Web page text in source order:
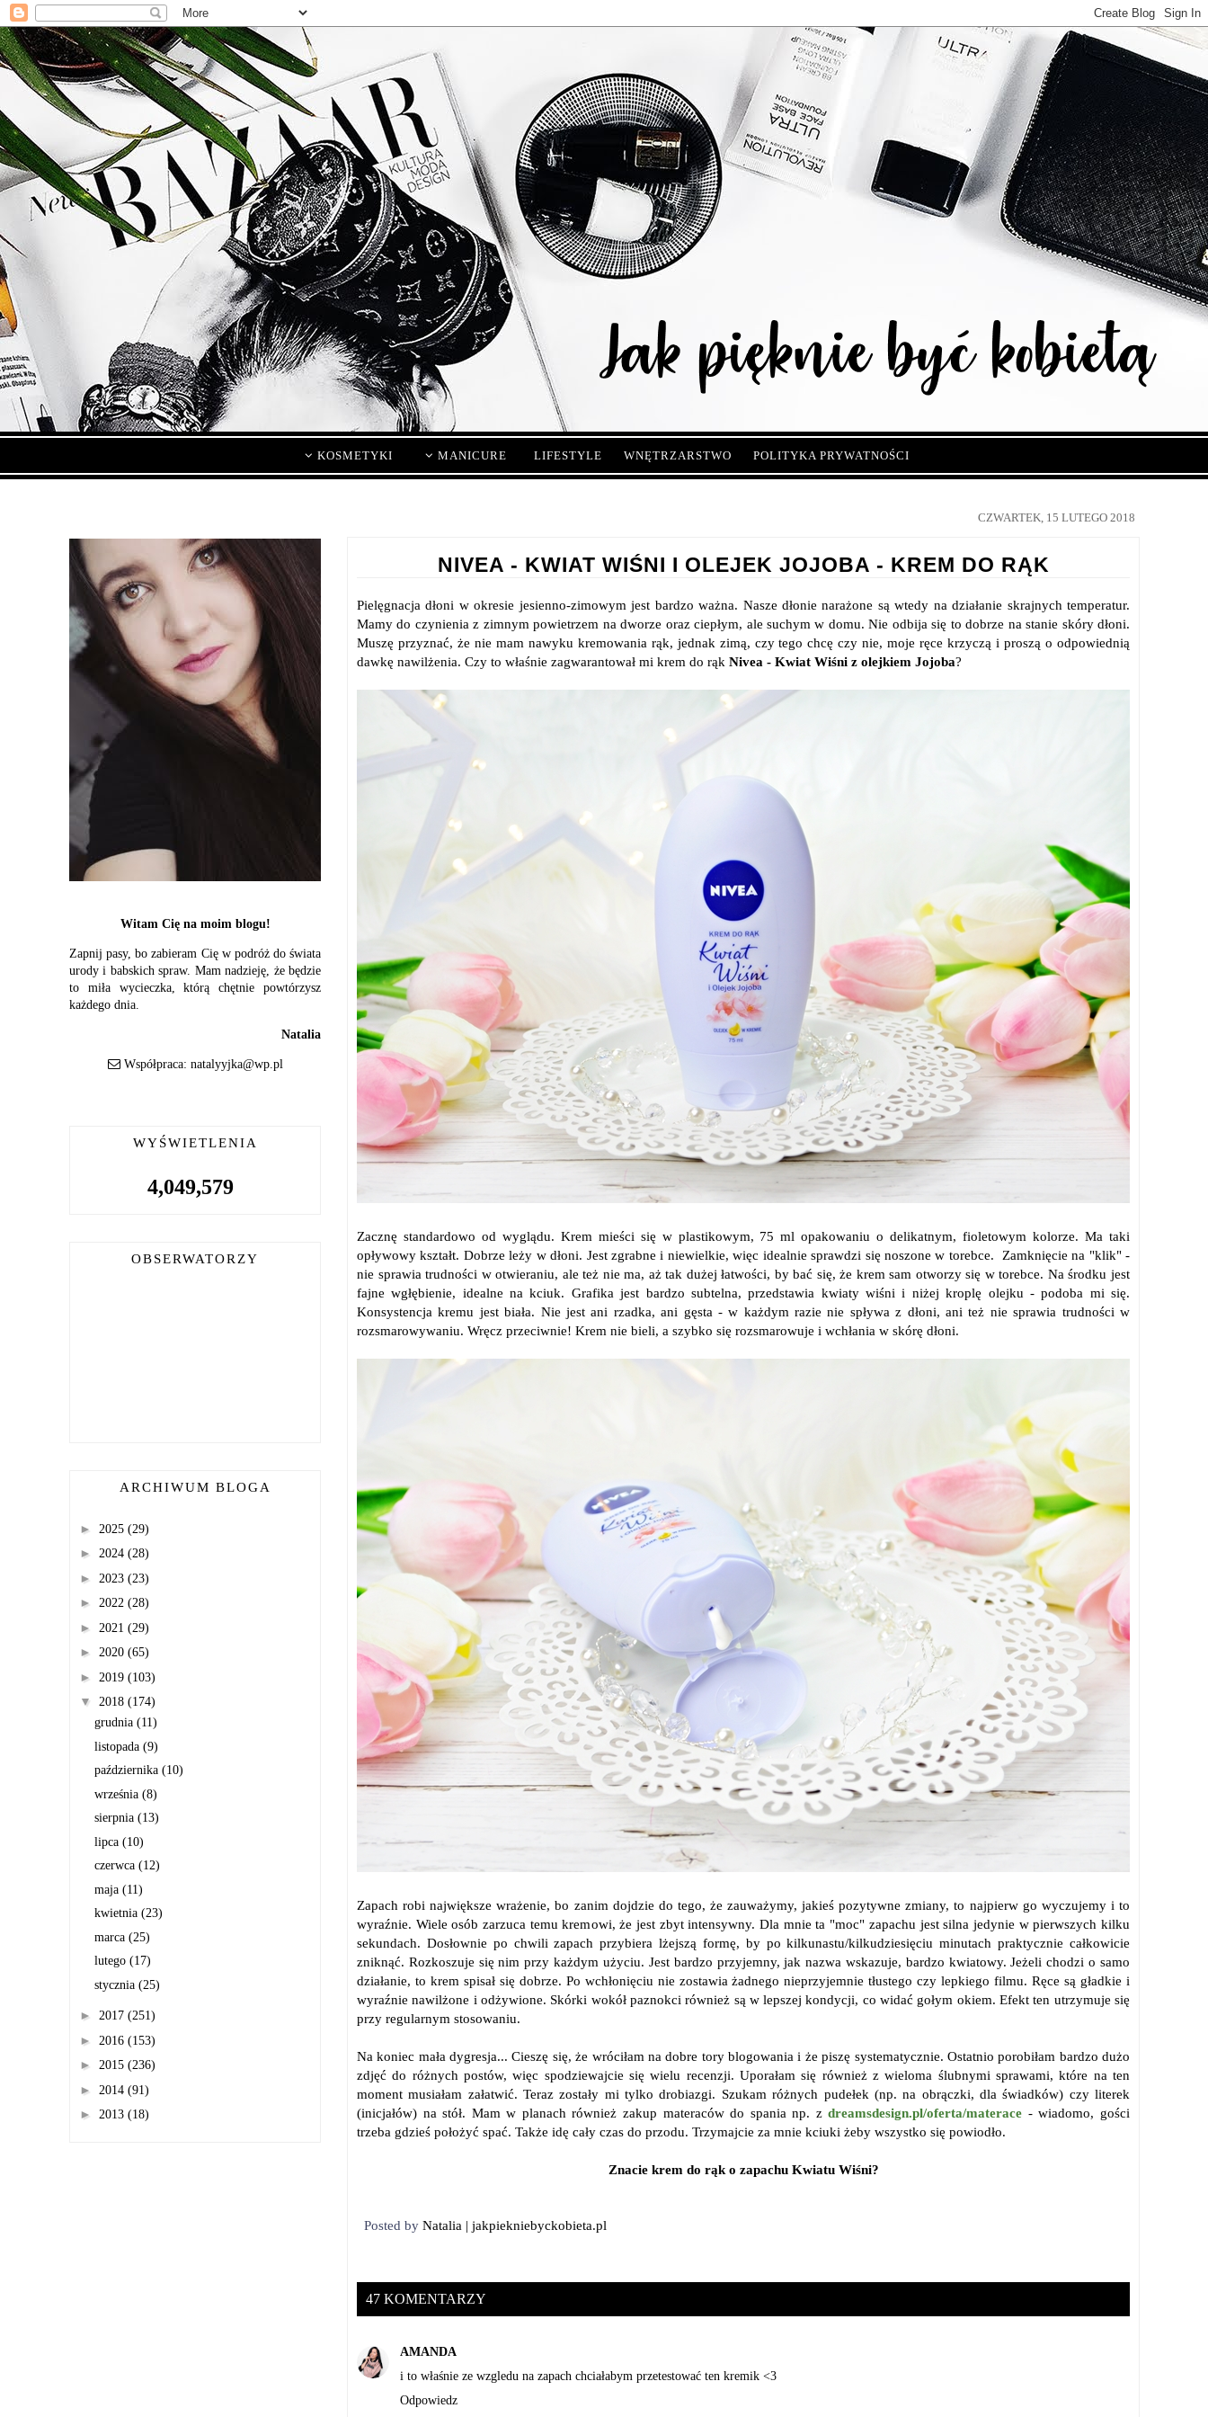
KOSMETYKI MANICURE LIFESTYLE WNĘTRZARSTWO POLITYKA PRYWATNOŚCI
CZWARTEK, 15 LUTEGO 2018
NIVEA - KWIAT WIŚNI I OLEJEK JOJOBA - KREM DO RĄK
Pielęgnacja dłoni w okresie jesienno-zimowym jest bardzo ważna. Nasze dłonie narażone są wtedy na działanie skrajnych temperatur.
Mamy do czynienia z zimnym powietrzem na dworze oraz ciepłym, ale suchym w domu. Nie odbija się to dobrze na stanie skóry dłoni.
Muszę przyznać, że nie mam nawyku kremowania rąk, jednak zimą, czy tego chcę czy nie, moje ręce krzyczą i proszą o odpowiednią
dawkę nawilżenia. Czy to właśnie zagwarantował mi krem do rąk Nivea - Kwiat Wiśni z olejkiem Jojoba?
Zacznę standardowo od wyglądu. Krem mieści się w plastikowym, 75 ml opakowaniu o delikatnym, fioletowym kolorze. Ma taki
opływowy kształt. Dobrze leży w dłoni. Jest zgrabne i niewielkie, więc idealnie sprawdzi się noszone w torebce. Zamknięcie na "klik" -
nie sprawia trudności w otwieraniu, ale też nie ma, aż tak dużej łatwości, by bać się, że krem sam otworzy się w torebce. Na środku jest
fajne wgłębienie, idealne na kciuk. Grafika jest bardzo subtelna, przedstawia kwiaty wiśni i niżej kroplę olejku - podoba mi się.
Konsystencja kremu jest biała. Nie jest ani rzadka, ani gęsta - w każdym razie nie spływa z dłoni, ani też nie sprawia trudności w
rozsmarowywaniu. Wręcz przeciwnie! Krem nie bieli, a szybko się rozsmarowuje i wchłania w skórę dłoni.
Zapach robi największe wrażenie, bo zanim dojdzie do tego, że zauważymy, jakieś pozytywne zmiany, to najpierw go wyczujemy i to
wyraźnie. Wiele osób zarzuca temu kremowi, że jest zbyt intensywny. Dla mnie ta "moc" zapachu jest silna jedynie w pierwszych kilku
sekundach. Dosłownie po chwili zapach przybiera lżejszą formę, by po kilkunastu/kilkudziesięciu minutach praktycznie całkowicie
zniknąć. Rozkoszuje się nim przy każdym użyciu. Jest bardzo przyjemny, jak nazwa wskazuje, bardzo kwiatowy. Jeżeli chodzi o samo
działanie, to krem spisał się dobrze. Po wchłonięciu nie zostawia żadnego nieprzyjemnie tłustego czy lepkiego filmu. Ręce są gładkie i
wyraźnie nawilżone i odżywione. Skórki wokół paznokci również są w lepszej kondycji, co widać gołym okiem. Efekt ten utrzymuje się
przy regularnym stosowaniu.
Na koniec mała dygresja... Cieszę się, że wróciłam na dobre tory blogowania i że piszę systematycznie. Ostatnio porobiłam bardzo dużo
zdjęć do różnych postów, więc spodziewajcie się wielu recenzji. Uporałam się również z wieloma ślubnymi sprawami, które na ten
moment musiałam załatwić. Teraz zostały mi tylko drobiazgi. Szukam różnych pudełek (np. na obrączki, dla świadków) czy literek
(inicjałów) na stół. Mam w planach również zakup materaców do spania np. zdreamsdesign.pl/oferta/materace - wiadomo, gości
trzeba gdzieś położyć spać. Także idę cały czas do przodu. Trzymajcie za mnie kciuki żeby wszystko się powiodło.
Znacie krem do rąk o zapachu Kwiatu Wiśni?
Posted by Natalia | jakpiekniebyckobieta.pl
47 KOMENTARZY
AMANDA
i to właśnie ze wzgledu na zapach chciałabym przetestować ten kremik <3
Odpowiedz
Witam Cię na moim blogu!
Zapnij pasy, bo zabieram Cię w podróż do świata
urody i babskich spraw. Mam nadzieję, że będzie
to miła wycieczka, którą chętnie powtórzysz
każdego dnia.
Natalia
Współpraca: natalyyjka@wp.pl
WYŚWIETLENIA
4,049,579
OBSERWATORZY
ARCHIWUM BLOGA
► 2025 (29)
► 2024 (28)
► 2023 (23)
► 2022 (28)
► 2021 (29)
► 2020 (65)
► 2019 (103)
▼ 2018 (174)
grudnia (11)
listopada (9)
października (10)
września (8)
sierpnia (13)
lipca (10)
czerwca (12)
maja (11)
kwietnia (23)
marca (25)
lutego (17)
stycznia (25)
► 2017 (251)
► 2016 (153)
► 2015 (236)
► 2014 (91)
► 2013 (18)